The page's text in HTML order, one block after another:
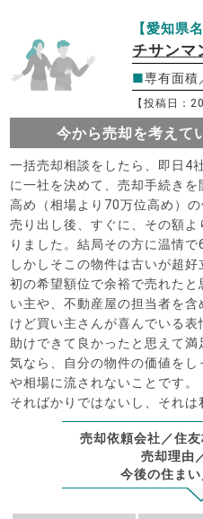
【愛知県
チサンマ
■専有面積
【投稿日：
今から売却を考えて
一括売却相談をしたら、即日4
に一社を決めて、売却手続き
高め（相場より70万位高め）
売り出し後、すぐに、その額
りました。結局その方に温情
しかしそこの物件は古いが超
初の希望額位で余裕で売れた
い主や、不動産屋の担当者を含
けど買い主さんが喜んでいる
助けできて良かったと思えて
気なら、自分の物件の価値を
や相場に流されないことです
そればかりではないし、それは
売却依頼会社／住
売却理由
今後の住ま